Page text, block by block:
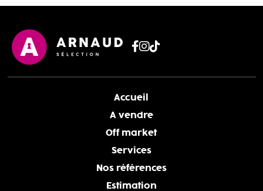
Accueil
A vendre
Off market
Services
Nos références
Estimation